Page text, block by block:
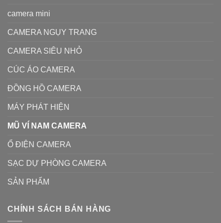
camera mini
CAMERA NGỤY TRANG
CAMERA SIÊU NHỎ
CÚC ÁO CAMERA
ĐỒNG HỒ CAMERA
MÁY PHÁT HIỆN
MŨ VÍ NAM CAMERA
Ổ ĐIỆN CAMERA
SẠC DỰ PHÒNG CAMERA
SẢN PHẨM
CHÍNH SÁCH BÁN HÀNG